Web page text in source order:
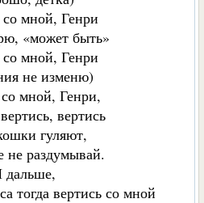
мной, Генри
«может быть»
мной, Генри
не изменю)
мной, Генри,
вертись
гуляют,
раздумывай.
дальше,
тогда вертись со мной